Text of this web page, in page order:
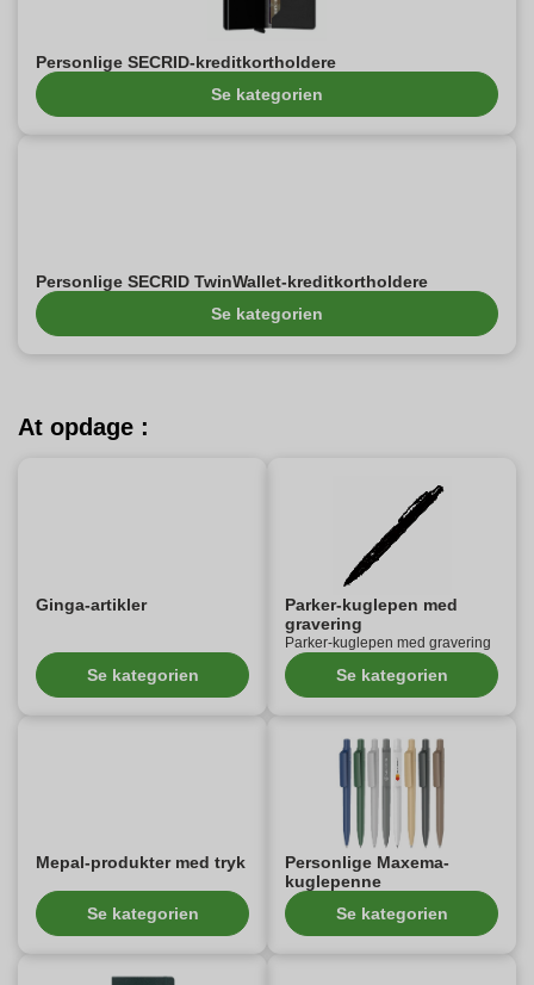
Personlige SECRID-kreditkortholdere
Se kategorien
Personlige SECRID TwinWallet-kreditkortholdere
Se kategorien
At opdage :
Ginga-artikler
Se kategorien
Parker-kuglepen med
gravering
Parker-kuglepen med gravering
Se kategorien
Mepal-produkter med tryk
Se kategorien
Personlige Maxema-
kuglepenne
Se kategorien